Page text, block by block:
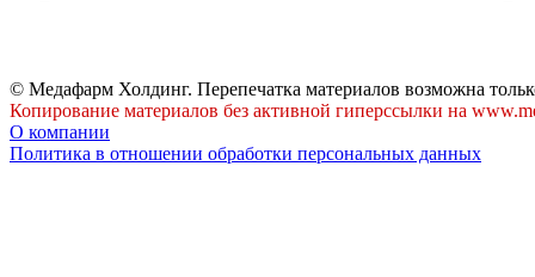
© Медафарм Холдинг. Перепечатка материалов возможна
Копирование материалов без активной гиперссылки на
О компании
Политика в отношении обработки персональных данных